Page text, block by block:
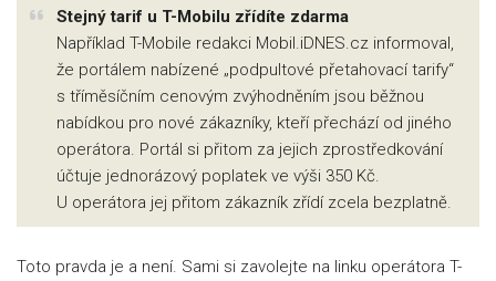
Stejný tarif u T-Mobilu zřídíte zdarma
Například T-Mobile redakci Mobil.iDNES.cz informoval,
že portálem nabízené „podpultové přetahovací tarify“
s tříměsíčním cenovým zvýhodněním jsou běžnou
nabídkou pro nové zákazníky, kteří přechází od jiného
operátora. Portál si přitom za jejich zprostředkování
účtuje jednorázový poplatek ve výši 350 Kč.
U operátora jej přitom zákazník zřídí zcela bezplatně.
Toto pravda je a není. Sami si zavolejte na linku operátora T-